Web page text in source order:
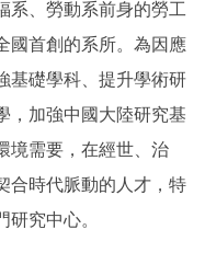
系、勞動系前身的勞工
國首創的系所。為因應
基礎學科、提升學術研
，加強中國大陸研究基
境需要，在經世、治
合時代脈動的人才，特
究中心。